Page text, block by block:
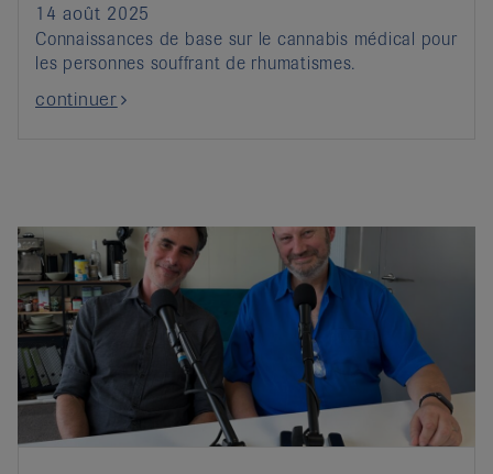
14 août 2025
Connaissances de base sur le cannabis médical pour
les personnes souffrant de rhumatismes.
continuer